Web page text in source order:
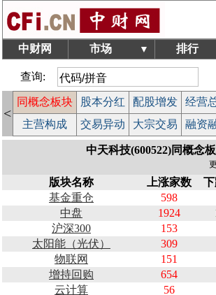
中财网 市场 ▼ 排行
查询:
<
同概念板块 股本分红 配股增发 经营
主营构成 交易异动 大宗交易 融资
中天科技(600522)同概念
版块名称 上涨家数
基金重仓
598
中盘
1924
沪深300
153
太阳能（光伏）
309
物联网
151
增持回购
654
云计算
56